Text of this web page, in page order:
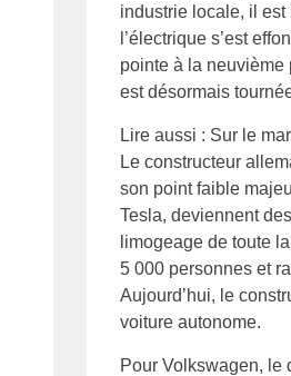
industrie locale, il
l’électrique s’est
pointe à la neuvième
est désormais
Lire aussi : Article
réservé
à
nos
abonnés
Sur le
Le constructeur
son point faible
Tesla, deviennent
limogeage de toute
5 000 personnes et
Aujourd’hui, le
voiture autonome.
Pour Volkswagen, le